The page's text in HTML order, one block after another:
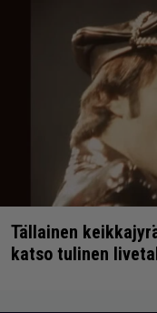
Tällainen
katso tulinen